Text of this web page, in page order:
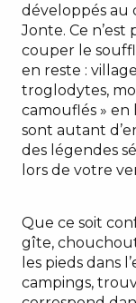
développés au
Jonte. Ce
couper le
en reste :
troglodytes,
camouflés »
sont autant
des légendes
lors de votre
Que ce soit
gîte,
les pieds dans
campings,